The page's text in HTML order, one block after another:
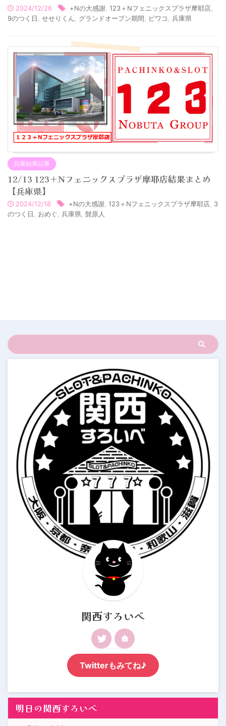
2024/12/26 +Nの大感謝, 123＋Nフェニックスプラザ摩耶店,
9のつく日, せせりくん, グランドオープン期間, ビワコ, 兵庫県
兵庫結果記事
12/13 123＋Nフェニックスプラザ摩耶店結果まとめ
【兵庫県】
2024/12/18 +Nの大感謝 123＋Nフェニックスプラザ摩耶店 3
のつく日
おめぐ 兵庫県 髭原人
関西すろいべ
Twitterもみてね♪
明日の関西すろいべ